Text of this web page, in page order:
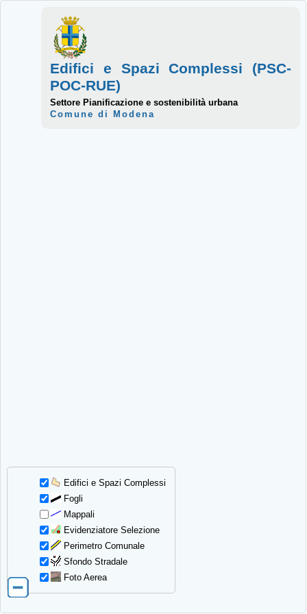
Edifici e Spazi Complessi
Fogli
Mappali
Evidenziatore Selezione
Perimetro Comunale
Sfondo Stradale
Foto Aerea
Edifici e Spazi Complessi (PSC-
POC-RUE)
Settore Pianificazione e sostenibilità urbana
Comune di Modena